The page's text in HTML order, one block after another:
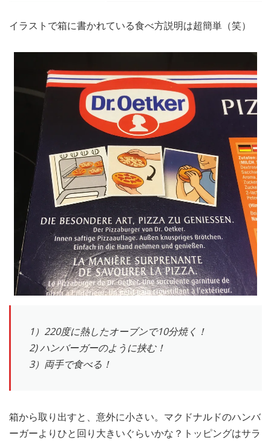
イラストで箱に書かれている食べ方説明は超簡単（笑）
1）220度に熱したオーブンで10分焼く！
2) ハンバーガーのように挟む！
3）両手で食べる！
箱から取り出すと、意外に小さい。マクドナルドのハンバ
ーガーよりひと回り大きいぐらいかな？トッピングはサラ